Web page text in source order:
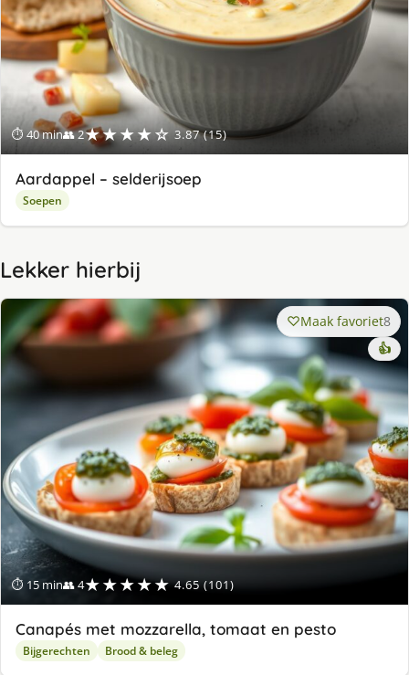
⏱ 40 min👥 2★★★★☆ 3.87 (15)
Aardappel – selderijsoep
Soepen
Lekker hierbij
⏱ 15 min👥 4★★★★★ 4.65 (101)
Maak favoriet8
👍
Canapés met mozzarella, tomaat en pesto
Bijgerechten Brood & beleg